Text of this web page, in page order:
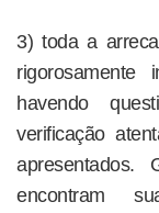
3) toda a
rigorosamente
havendo
verificação
apresentados.
encontram